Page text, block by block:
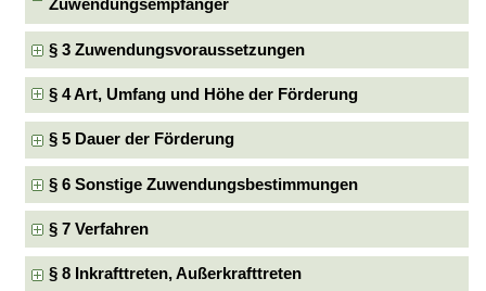
Zuwendungsempfänger
§ 3 Zuwendungsvoraussetzungen
§ 4 Art, Umfang und Höhe der Förderung
§ 5 Dauer der Förderung
§ 6 Sonstige Zuwendungsbestimmungen
§ 7 Verfahren
§ 8 Inkrafttreten, Außerkrafttreten